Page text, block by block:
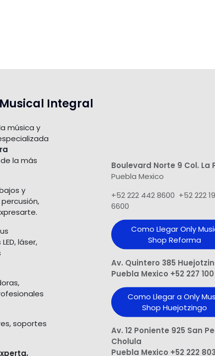
Integral
música y
de la más
y
láser,
soportes
Boulevard Norte 9 Col. La
Puebla Mexico
+52 222 442 8600 +52 222
6600
Como Llegar Only
Shop​ Reforma
Av. Quintero 385
Puebla Mexico +52 227
Como Llegar a Only
Shop Huejotzingo
Av. 12 Poniente 925 San
Cholula
Puebla Mexico +52 222